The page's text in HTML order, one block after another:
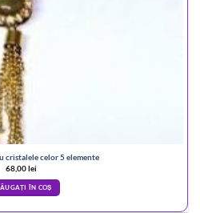
cristalele celor 5 elemente
68,00lei
ÎN COȘ